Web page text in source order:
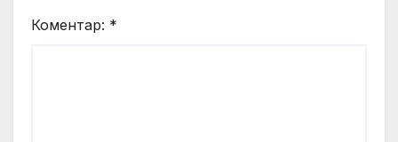
Коментар: *